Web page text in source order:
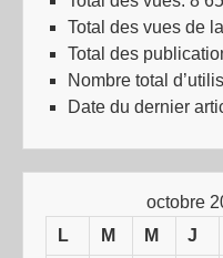
Total des vues de
Total des
Nombre total
Date du dernier
octobre
L
M M J